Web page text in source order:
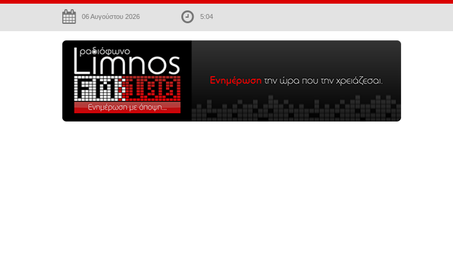
06 Αυγούστου 2026 5:04